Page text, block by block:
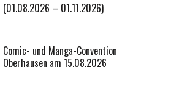
(01.08.2026 – 01.11.2026)
Comic- und Manga-Convention
Oberhausen am 15.08.2026